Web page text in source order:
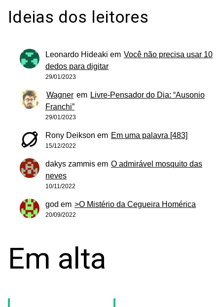
Ideias dos leitores
Leonardo Hideaki em Você não precisa usar 10
dedos para digitar
29/01/2023
Wagner em Livre-Pensador do Dia: “Ausonio
Franchi”
29/01/2023
Rony Deikson em Em uma palavra [483]
15/12/2022
dakys zammis em O admirável mosquito das
neves
10/11/2022
god em >O Mistério da Cegueira Homérica
20/09/2022
Em alta